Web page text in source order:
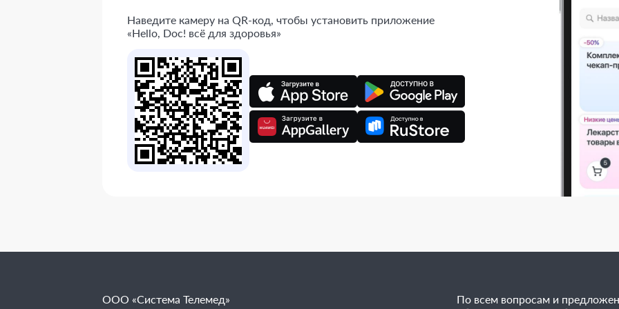
Наведите камеру на QR-код, чтобы установить приложение
«Hello, Doc! всё для здоровья»
ООО «Система Телемед»
По всем вопросам и